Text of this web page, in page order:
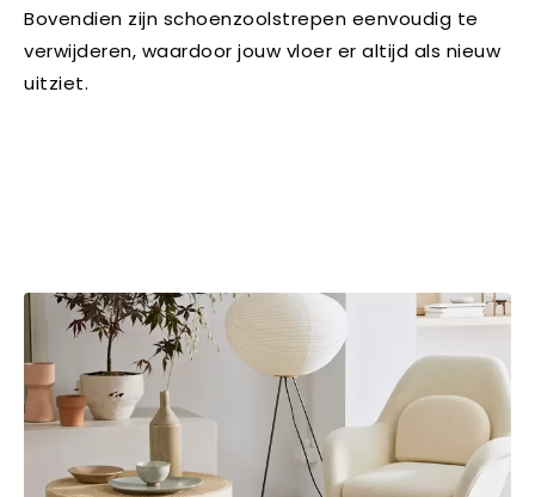
Bovendien zijn schoenzoolstrepen eenvoudig te
verwijderen, waardoor jouw vloer er altijd als nieuw
uitziet.